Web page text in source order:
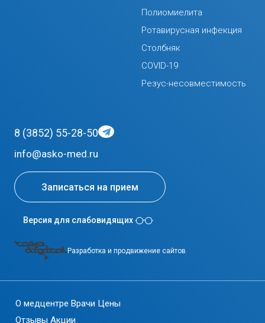
Полиомиелита
Ротавирусная инфекция
Столбняк
COVID-19
Резус-несовместимость
8 (3852) 55-28-50
info@asko-med.ru
Записаться на прием
Версия для слабовидящих
Разработка и продвижение сайтов
О медцентре Врачи Цены
Отзывы Акции